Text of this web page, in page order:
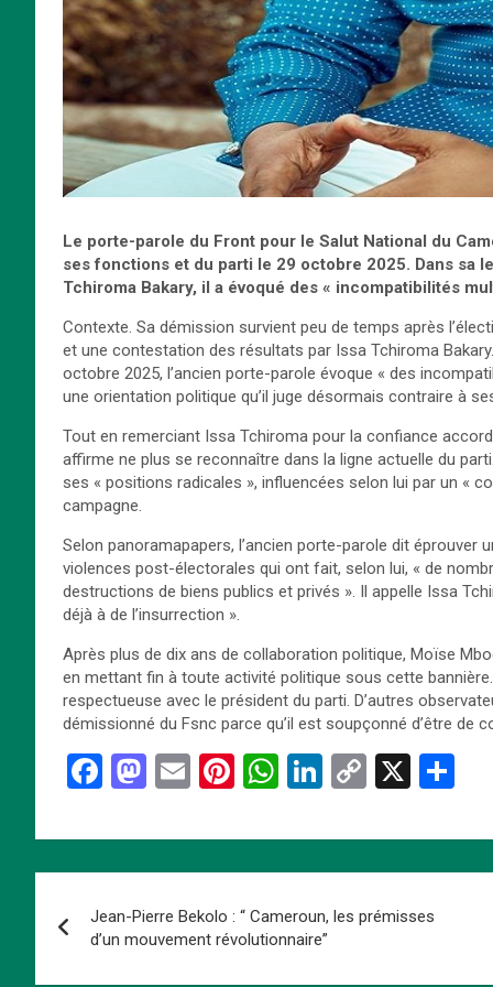
Le porte-parole du Front pour le Salut National du
ses fonctions et du parti le 29 octobre 2025. Dans sa
Tchiroma Bakary, il a évoqué des « incompatibilités
Contexte. Sa démission survient peu de temps après
et une contestation des résultats par Issa Tchiroma
octobre 2025, l’ancien porte-parole évoque « des
une orientation politique qu’il juge désormais contraire à
Tout en remerciant Issa Tchiroma pour la confiance
affirme ne plus se reconnaître dans la ligne actuelle du
ses « positions radicales », influencées selon lui par un «
campagne.
Selon panoramapapers, l’ancien porte-parole dit
violences post-électorales qui ont fait, selon lui, « de
destructions de biens publics et privés ». Il appelle Issa
déjà à de l’insurrection ».
Après plus de dix ans de collaboration politique, Moïse
en mettant fin à toute activité politique sous cette
respectueuse avec le président du parti. D’autres
démissionné du Fsnc parce qu’il est soupçonné d’être de
F
ce
b
o
o
M
st
o
d
o
E
ail
Pi
er
es
t
W
at
s
A
p
Li
ke
dI
n
C
py
Li
n
X
ta
g
de
Jean-Pierre Bekolo : “ Cameroun, les prémisses
d’un mouvement révolutionnaire”